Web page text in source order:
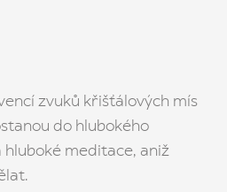
zvuků křišťálových mís
do hlubokého
meditace, aniž